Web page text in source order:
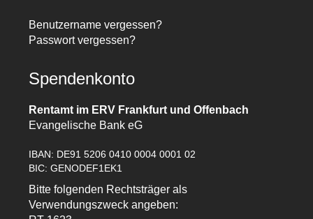
Benutzername vergessen?
Passwort vergessen?
Spendenkonto
Rentamt im ERV Frankfurt und Offenbach
Evangelische Bank eG
IBAN: DE91 5206 0410 0004 0001 02
BIC: GENODEF1EK1
Bitte folgenden Rechtsträger als
Verwendungszweck angeben: